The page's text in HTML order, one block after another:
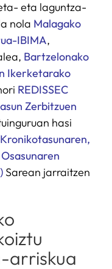
eta laguntza-
nola Malagako
IBIMA,
Bartzelonako
Ikerketarako
REDISSEC
Zerbitzuen
hasi
Sarean jarraitzen
arriskua